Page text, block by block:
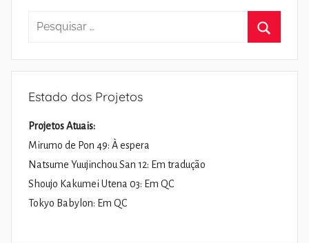
Pesquisar
Estado dos Projetos
Projetos Atuais:
Mirumo de Pon 49: À espera
Natsume Yuujinchou San 12: Em tradução
Shoujo Kakumei Utena 03: Em QC
Tokyo Babylon: Em QC